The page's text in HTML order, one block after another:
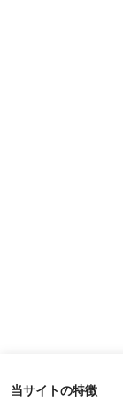
当サイトの特徴